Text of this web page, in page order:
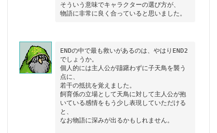
そういう意味でキャラクターの選び方が、
ENDの中で最も救いがあるのは、やはりEND2
でしょうか。
個人的には主人公が躊躇わずに子天鳥を襲う
点に、
若干の抵抗を覚えました。
飼育係の立場として天鳥に対して主人公が抱
いている感情をもう少し表現していただける
と、
なお物語に深みが出るかもしれません。